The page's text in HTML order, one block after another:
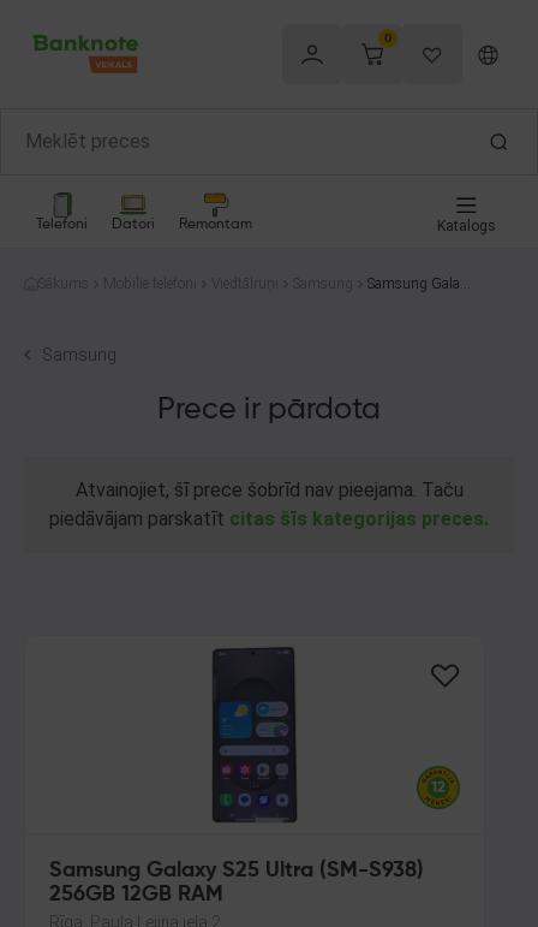
0
Telefoni Datori Remontam Katalogs
Sākums Mobilie telefoni Viedtālruņi Samsung
Samsung Galaxy
Samsung
Prece ir pārdota
Atvainojiet, šī prece šobrīd nav pieejama. Taču
piedāvājam parskatīt citas šīs kategorijas preces.
Samsung Galaxy S25 Ultra (SM-S938)
256GB 12GB RAM
Rīga, Paula Lejiņa iela 2